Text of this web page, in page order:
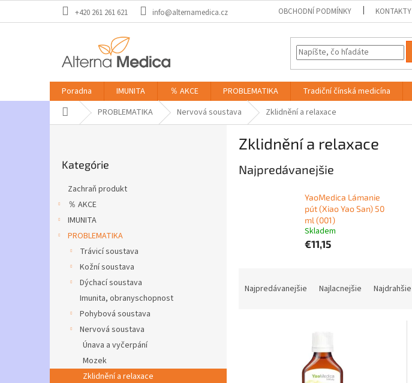
+420 261 261 621 info@alternamedica.cz OBCHODNÍ PODMÍNKY KONTAKTY
Poradna IMUNITA ％ AKCE PROBLEMATIKA Tradiční čínská medicína
DomovPROBLEMATIKA Nervová soustava Zklidnění a relaxace
kategórie
Kategórie
Zachraň produkt
％ AKCE
IMUNITA
PROBLEMATIKA
Trávicí soustava
Kožní soustava
Dýchací soustava
Imunita, obranyschopnost
Pohybová soustava
Nervová soustava
Únava a vyčerpání
Mozek
Zklidnění a relaxace
Zklidnění a relaxace
Najpredávanejšie
YaoMedica Lámanie
pút (Xiao Yao San) 50
ml (001)
Skladem
€11,15
Najpredávanejšie Najlacnejšie Najdrahšie